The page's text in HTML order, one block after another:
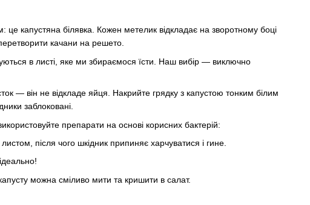
капустяна білявка. Кожен метелик відкладає на зворотному боці
качани на решето.
в листі, яке ми збираємося їсти. Наш вибір — виключно
— він не відкладе яйця. Накрийте грядку з капустою тонким білим
заблоковані.
препарати на основі корисних бактерій:
після чого шкідник припиняє харчуватися і гине.
можна сміливо мити та кришити в салат.